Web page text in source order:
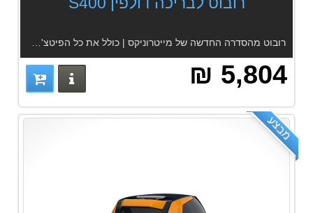
5,804 ₪ פרטים
מבצע